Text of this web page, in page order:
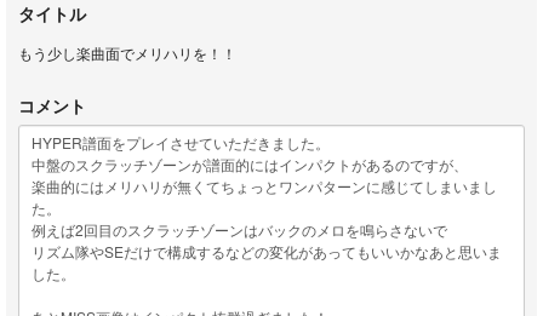
タイトル
もう少し楽曲面でメリハリを！！
コメント